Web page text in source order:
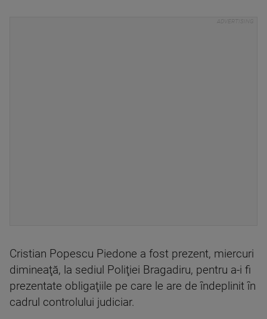
Cristian Popescu Piedone a fost prezent, miercuri
dimineaţă, la sediul Poliţiei Bragadiru, pentru a-i fi
prezentate obligaţiile pe care le are de îndeplinit în
cadrul controlului judiciar.